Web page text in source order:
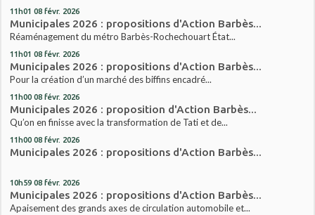
11h01 08 févr. 2026
Municipales 2026 : propositions d'Action Barbès...
Réaménagement du métro Barbès-Rochechouart État...
11h01 08 févr. 2026
Municipales 2026 : propositions d'Action Barbès...
Pour la création d’un marché des biffins encadré...
11h00 08 févr. 2026
Municipales 2026 : proposition d'Action Barbès...
Qu’on en finisse avec la transformation de Tati et de...
11h00 08 févr. 2026
Municipales 2026 : propositions d'Action Barbès...
10h59 08 févr. 2026
Municipales 2026 : propositions d'Action Barbès...
Apaisement des grands axes de circulation automobile et...